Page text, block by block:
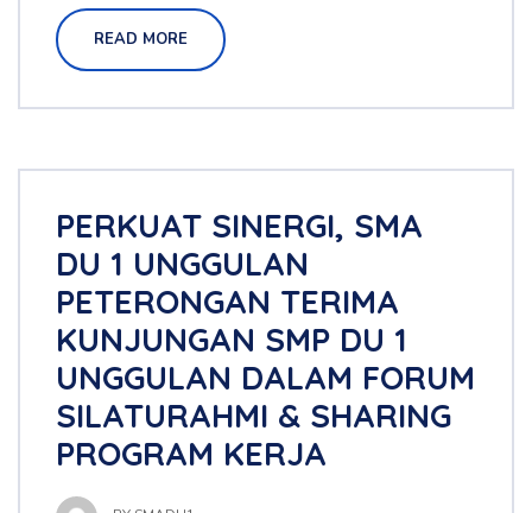
READ MORE
PERKUAT SINERGI, SMA
DU 1 UNGGULAN
PETERONGAN TERIMA
KUNJUNGAN SMP DU 1
UNGGULAN DALAM FORUM
SILATURAHMI & SHARING
PROGRAM KERJA